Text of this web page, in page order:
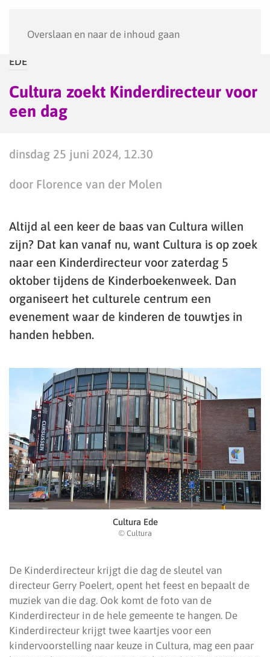
Overslaan en naar de inhoud gaan
EDE
Cultura zoekt Kinderdirecteur voor
een dag
dinsdag 25 juni 2024, 12.30
door Florence van der Molen
Altijd al een keer de baas van Cultura willen
zijn? Dat kan vanaf nu, want Cultura is op zoek
naar een Kinderdirecteur voor zaterdag 5
oktober tijdens de Kinderboekenweek. Dan
organiseert het culturele centrum een
evenement waar de kinderen de touwtjes in
handen hebben.
Cultura Ede
© Cultura
De Kinderdirecteur krijgt die dag de sleutel van
directeur Gerry Poelert, opent het feest en bepaalt de
muziek van die dag. Ook komt de foto van de
Kinderdirecteur in de hele gemeente te hangen. De
Kinderdirecteur krijgt twee kaartjes voor een
kindervoorstelling naar keuze in Cultura, mag een paar